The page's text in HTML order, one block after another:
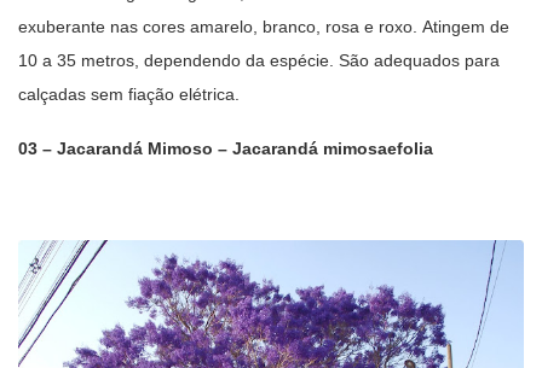
exuberante nas cores amarelo, branco, rosa e roxo. Atingem de
10 a 35 metros, dependendo da espécie. São adequados para
calçadas sem fiação elétrica.
03 – Jacarandá Mimoso – Jacarandá mimosaefolia